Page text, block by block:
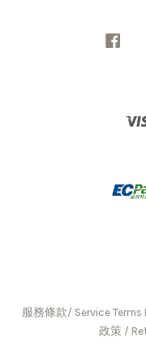
服務條款/ Service Terms
政策 /